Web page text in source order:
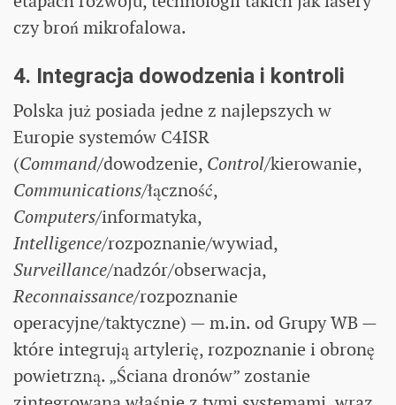
czy broń mikrofalowa.
4. Integracja dowodzenia i kontroli
Polska już posiada jedne z najlepszych w
Europie systemów C4ISR
(Command/dowodzenie, Control/kierowanie,
Communications/łączność,
Computers/informatyka,
Intelligence/rozpoznanie/wywiad,
Surveillance/nadzór/obserwacja,
Reconnaissance/rozpoznanie
operacyjne/taktyczne) — m.in. od Grupy WB —
które integrują artylerię, rozpoznanie i obronę
powietrzną. „Ściana dronów” zostanie